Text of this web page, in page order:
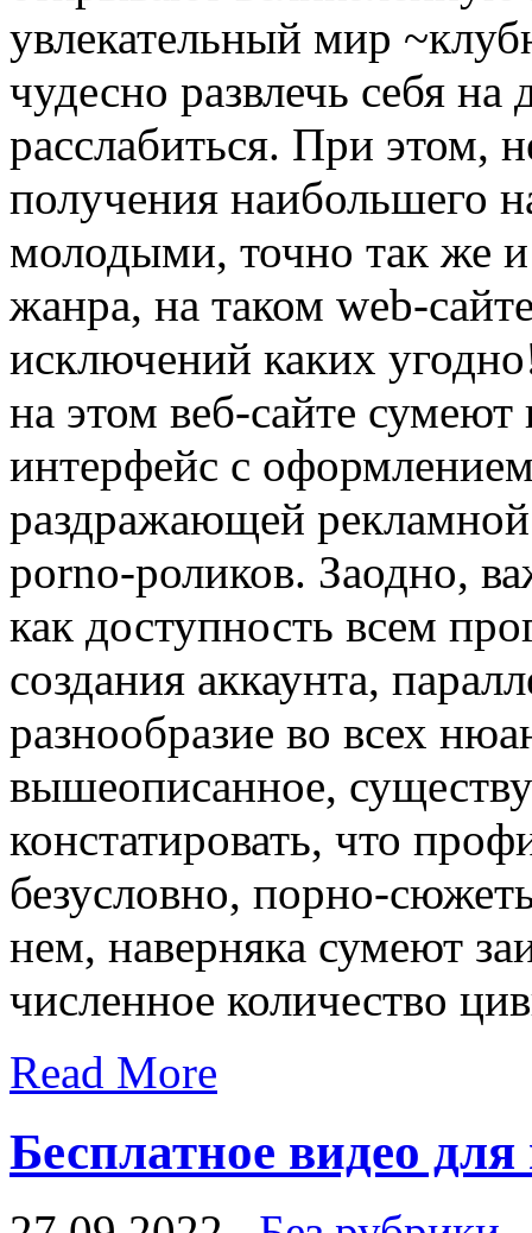
увлекательный мир
чудесно развлечь себя
расслабиться. При этом,
получения наибольшего
молодыми, точно так же
жанра, на таком web-
исключений каких
на этом веб-сайте
интерфейс с
раздражающей
porno-роликов. Заодно,
как доступность всем
создания аккаунта,
разнообразие во всех
вышеописанное,
констатировать, что
безусловно, порно-
нем, наверняка сумеют
численное количество
Read More
Бесплатное видео